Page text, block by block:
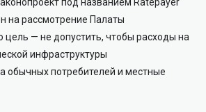
под названием Ratepayer
на рассмотрение Палаты
цель — не допустить, чтобы расходы на
инфраструктуры
обычных потребителей и местные